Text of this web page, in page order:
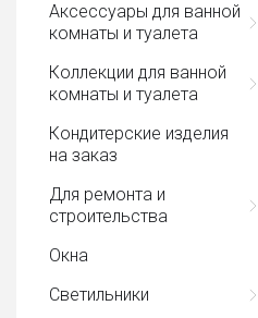
Аксессуары для ванной
комнаты и туалета
Коллекции для ванной
комнаты и туалета
Кондитерские изделия
на заказ
Для ремонта и
строительства
Окна
Светильники